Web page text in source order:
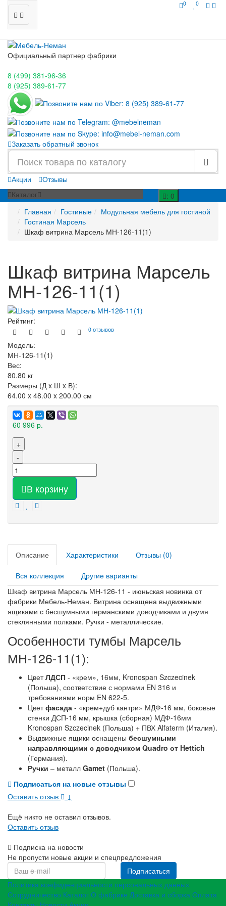
0 0
Официальный партнер фабрики
8 (499) 381-96-36
8 (925) 389-61-77
Заказать обратный звонок
Акции
Отзывы
Каталог
: 0
Главная
Гостиные
Модульная мебель для гостиной
Гостиная Марсель
Шкаф витрина Марсель МН-126-11(1)
Шкаф витрина Марсель
МН-126-11(1)
Рейтинг:
0 отзывов
Модель:
МН-126-11(1)
Вес:
80.80 кг
Размеры (Д x Ш x В):
64.00 x 48.00 x 200.00 см
60 996 р.
+
-
В корзину
Описание Характеристики Отзывы (0)
Вся коллекция
Другие варианты
Шкаф витрина Марсель МН-126-11 - июньская новинка от
фабрики Мебель-Неман. Витрина оснащена выдвижными
ящиками с бесшумными германскими доводчиками и двумя
стеклянными полками. Ручки - металлические.
Особенности тумбы Марсель
МН-126-11(1):
ЦветЛДСП - «крем», 16мм, Kronospan Szczecinek
(Польша), соответствие с нормами EN 316 и
требованиями норм EN 622-5.
Цветфасада - «крем+дуб кантри» МДФ-16 мм, боковые
стенки ДСП-16 мм, крышка (сборная) МДФ-16мм
Kronospan Szczecinek (Польша) + ПВХ Alfaterm (Италия).
Выдвижные ящики оснащены бесшумными
направляющими с доводчиком Quadro от Hettich
(Германия).
Ручки – металл Gamet (Польша).
Подписаться на новые отзывы
Оставить отзыв
↓
Ещё никто не оставил отзывов.
Оставить отзыв
Подписка на новости
Не пропусти новые акции и спецпредложения
Подписаться
Политика конфиденциальности персональных данных
Сотрудничество Каталог О фабрике Доставка и сборка Оплата